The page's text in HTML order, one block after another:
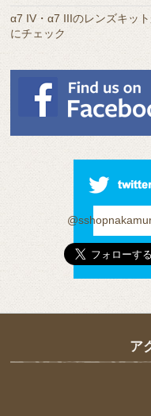
α7 IV・α7 IIIのレンズキッ
にチェック
ア